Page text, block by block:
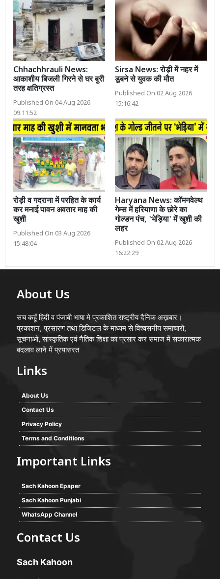
Chhachhrauli News:
आकाशीय बिजली गिरने से घर बुरी
तरह क्षतिग्रस्त
Published On 04 Aug 2026
09:11:52
Sirsa News: रोड़ी में नहर में
डूबने से युवक की मौत
Published On 02 Aug 2026
15:16:42
रोड़ी व गदराना में परहित के कार्य
कर मनाई पावन अवतार माह की
खुशी
Published On 03 Aug 2026
15:48:04
Haryana News: कॉमनवेल्थ
गेम्स में हरियाणा के छोरे का
गोल्डन पंच, 'भेड़िया' में खुशी की
लहर
Published On 02 Aug 2026
16:22:29
About Us
सच कहूँ हिंदी व पंजाबी भाषा मे प्रकाशित राष्ट्रीय दैनिक अख़बार।
प्रकाशन, प्रसारण तथा डिजिटल के माध्यम से विश्वसनीय समाचारों,
सूचनाओं, सांस्कृतिक एवं नैतिक शिक्षा का प्रसार कर समाज में सकारात्मक
बदलाव लाने में प्रयासरत
Links
About Us
Contact Us
Privacy Policy
Terms and Conditions
Important Links
Sach Kahoon Epaper
Sach Kahoon Punjabi
WhatsApp Channel
Contact Us
Sach Kahoon